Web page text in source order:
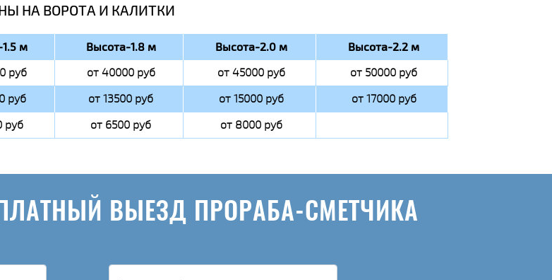
НА ВОРОТА И КАЛИТКИ
м Высота-1.8 м Высота-2.0 м Высота-2.2 м
руб от 40000 руб от 45000 руб
от 50000 руб
руб от 13500 руб от 15000 руб
от 17000 руб
руб от 6500 руб от 8000 руб
ВЫЕЗД ПРОРАБА-СМЕТЧИКА